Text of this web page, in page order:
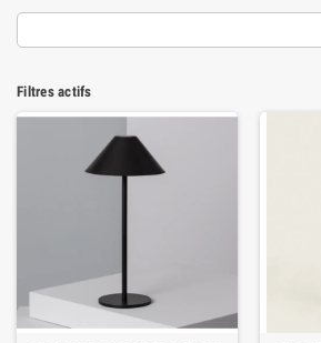
Filtres actifs